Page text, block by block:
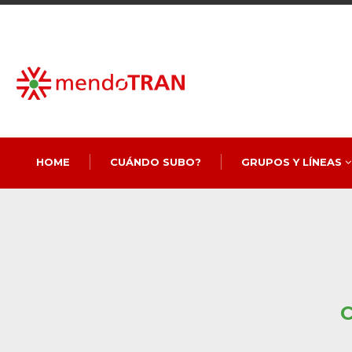
HOME CUÁNDO SUBO? GRUPOS Y LÍNEAS